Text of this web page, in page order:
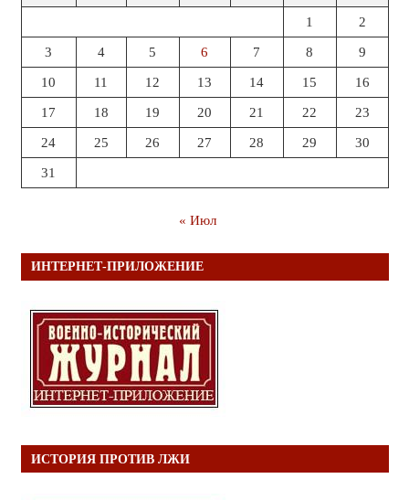
1 2
3 4 5 6 7 8 9
10 11 12 13 14 15 16
17 18 19 20 21 22 23
24 25 26 27 28 29 30
31
« Июл
ИНТЕРНЕТ-ПРИЛОЖЕНИЕ
ИСТОРИЯ ПРОТИВ ЛЖИ